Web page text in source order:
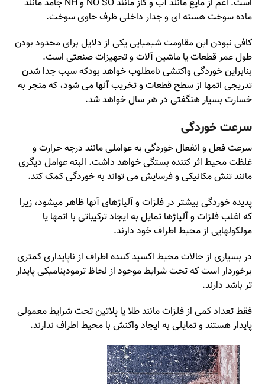
است. اعم از مایع مانند آب و گاز مانند NO SO و NH جامد مانند
ماده سوخت هسته ای و جدار داخلی ظرف حاوی سوخت.
کافی نبودن این مقاومت شیمیایی یکی از دلایل برای محدود بودن
طول عمر قطعات یا ماشین آلات و تجهیزات صنعتی است.
بنابراین خوردگی واکنشی نامطلوب خواهد بودکه سبب جدا شدن
تدریجی اتمها از سطح قطعات و تخریب آنها می شود، که منجر به
خسارت بسیار هنگفتی در هر سال خواهد شد.
سرعت خوردگی
سرعت فعل و انفعال خوردگی به عواملی مانند درجه حرارت و
غلظت محیط اثر کننده بستگی خواهد داشت. البته عوامل دیگری
مانند تنش مکانیکی و فرسایش می تواند به خوردگی کمک کند.
پدیده خوردگی بیشتر در فلزات و آلیاژهای آنها ظاهر میشود، زیرا
که اغلب فلزات و آلیاژها تمایل به ایجاد ترکیباتی با اتمها یا
مولکولهایی از محیط اطراف خود دارند.
در بسیاری از حالات محیط اکسید کننده اطراف از ناپایداری کمتری
برخوردار است که تحت شرایط موجود از لحاظ ترمودینامیکی پایدار
تر باشد دارند.
فقط تعداد کمی از فلزات مانند طلا یا پلاتین تحت شرایط معمولی
پایدار هستند و تمایلی به ایجاد واکنش با محیط اطراف ندارند.